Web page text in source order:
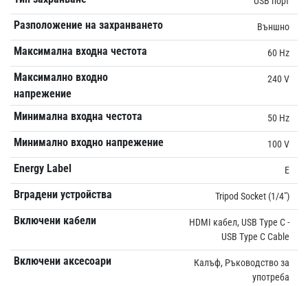
Разположение на захранването Външно
Максимална входна честота 60 Hz
Максимално входно
напрежение
240 V
Минимална входна честота 50 Hz
Минимално входно напрежение 100 V
Energy Label E
Вградени устройства Tripod Socket (1/4")
Включени кабели
HDMI кабел, USB Type C -
USB Type C Cable
Включени аксесоари
Калъф, Ръководство за
употреба